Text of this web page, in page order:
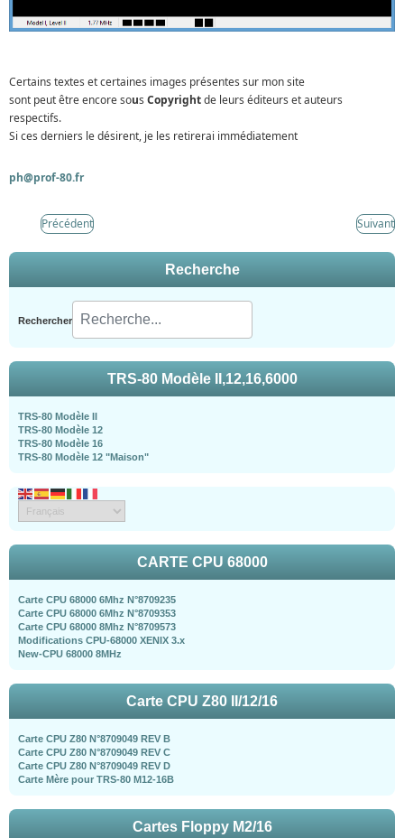
Certains textes et certaines images présentes sur mon site
sont peut être encore sous Copyrightde leurs éditeurs et auteurs
respectifs.
Si ces derniers le désirent, je les retirerai immédiatement
ph@prof-80.fr
Précédent Suivant
Recherche
Rechercher
TRS-80 Modèle II,12,16,6000
TRS-80 Modèle II
TRS-80 Modèle 12
TRS-80 Modèle 16
TRS-80 Modèle 12 "Maison"
CARTE CPU 68000
Carte CPU 68000 6Mhz N°8709235
Carte CPU 68000 6Mhz N°8709353
Carte CPU 68000 8Mhz N°8709573
Modifications CPU-68000 XENIX 3.x
New-CPU 68000 8MHz
Carte CPU Z80 II/12/16
Carte CPU Z80 N°8709049 REV B
Carte CPU Z80 N°8709049 REV C
Carte CPU Z80 N°8709049 REV D
Carte Mère pour TRS-80 M12-16B
Cartes Floppy M2/16